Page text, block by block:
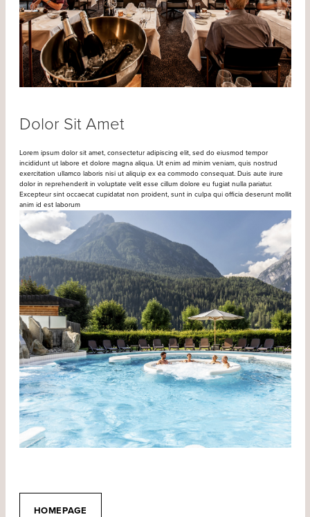
Dolor Sit Amet
Lorem ipsum dolor sit amet, consectetur adipiscing elit, sed do eiusmod tempor
incididunt ut labore et dolore magna aliqua. Ut enim ad minim veniam, quis nostrud
exercitation ullamco laboris nisi ut aliquip ex ea commodo consequat. Duis aute irure
dolor in reprehenderit in voluptate velit esse cillum dolore eu fugiat nulla pariatur.
Excepteur sint occaecat cupidatat non proident, sunt in culpa qui officia deserunt mollit
anim id est laborum
HOMEPAGE